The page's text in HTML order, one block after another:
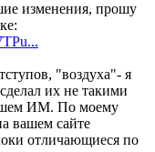
изменения, прошу
"воздуха"- я
их не такими
ИМ. По моему
вашем сайте
отличающиеся по